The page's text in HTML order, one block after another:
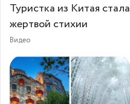
Туристка из Китая стала
жертвой стихии
Видео